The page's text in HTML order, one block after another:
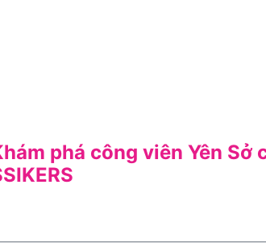
phá công viên Yên Sở